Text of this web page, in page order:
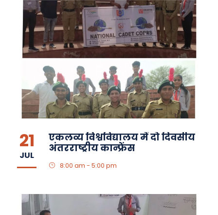
21
JUL
एकलव्य विश्वविद्यालय में दो दिवसीय
अंतरराष्ट्रीय कान्फ्रेंस
8:00 am - 5:00 pm